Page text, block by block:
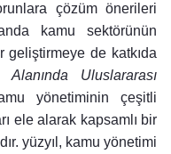
çözüm önerileri
kamu sektörünün
de katkıda
Uluslararası
yönetiminin çeşitli
ele alarak kapsamlı bir
yüzyıl, kamu yönetimi